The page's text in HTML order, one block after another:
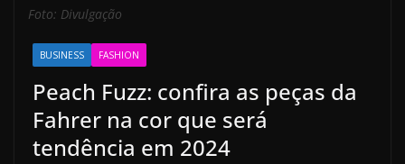
Foto: Divulgação
BUSINESS FASHION
Peach Fuzz: confira as peças da
Fahrer na cor que será
tendência em 2024